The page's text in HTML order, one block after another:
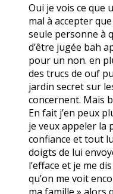
Oui je vois ce que
mal à accepter
seule personne à
d’être jugée bah
pour un non. en
des trucs de ouf
jardin secret sur
concernent. Mais
En fait j’en peux
je veux appeler la
confiance et tout
doigts de lui
l’efface et je me
qu’on me voit